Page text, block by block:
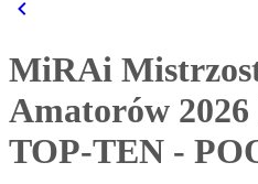
MiRAi
Amatorów
TOP-TEN -